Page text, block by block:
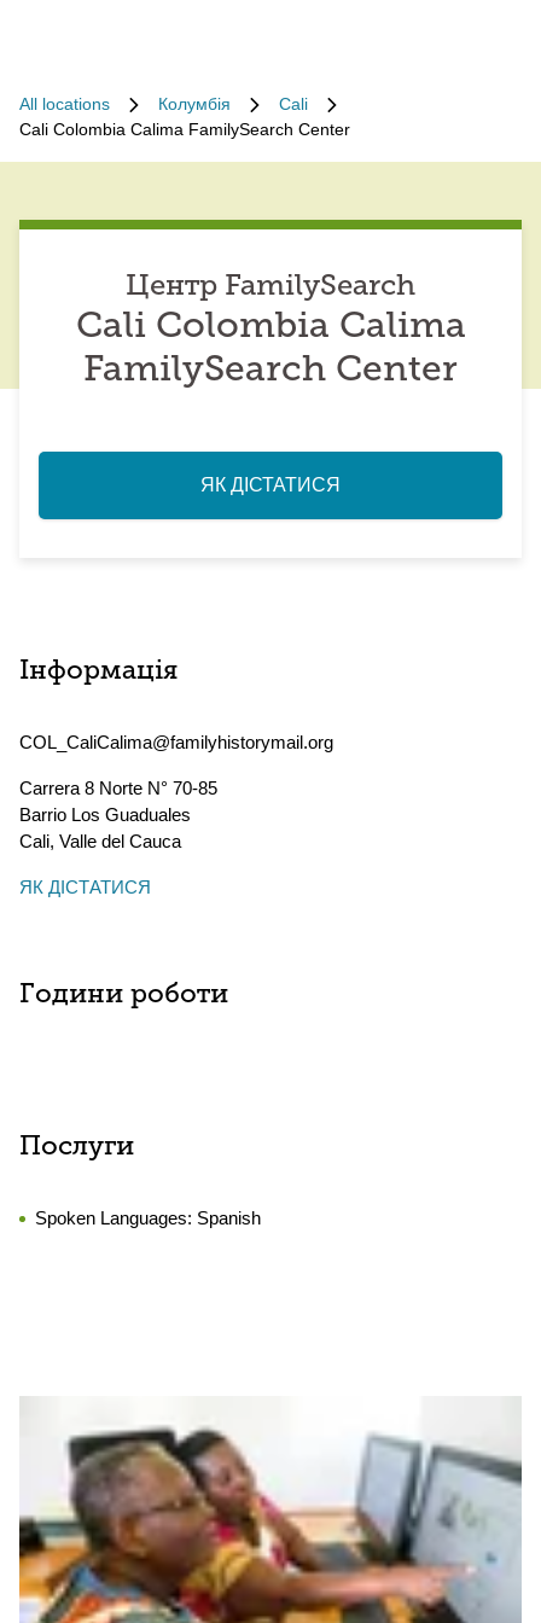
All locations Колумбія
Cali
Cali Colombia Calima FamilySearch Center
Центр FamilySearch
Cali Colombia Calima
FamilySearch Center
ЯК ДІСТАТИСЯ
Інформація
COL_CaliCalima@familyhistorymail.org
Carrera 8 Norte N° 70-85
Barrio Los Guaduales
Cali, Valle del Cauca
ЯК ДІСТАТИСЯ
Години роботи
Послуги
Spoken Languages: Spanish